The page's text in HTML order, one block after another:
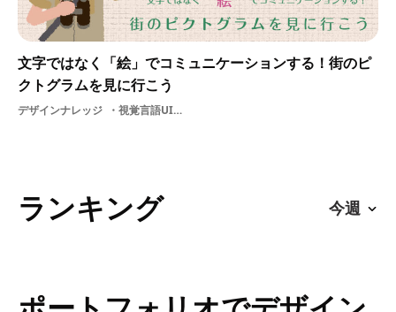
文字ではなく「絵」でコミュニケーションする！街のピ
クトグラムを見に行こう
デザインナレッジ 視覚言語UIデザインピクトグラムパラリンピック伝統国際昭和東京五輪
ランキング